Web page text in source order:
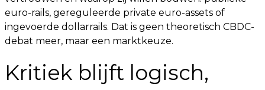
euro-rails, gereguleerde private euro-assets of
ingevoerde dollarrails. Dat is geen theoretisch CBDC-
debat meer, maar een marktkeuze.
Kritiek blijft logisch,